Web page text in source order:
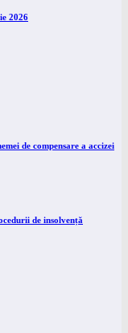
2026
de compensare a accizei
de insolvență